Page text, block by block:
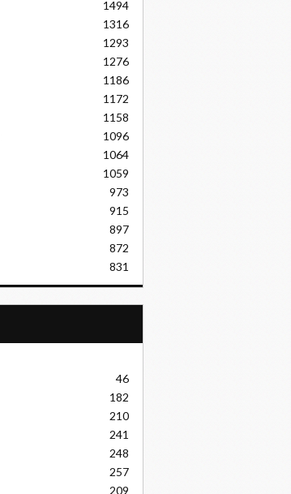
1494
1316
1293
1276
1186
1172
1158
1096
1064
1059
973
915
897
872
831
46
182
210
241
248
257
209